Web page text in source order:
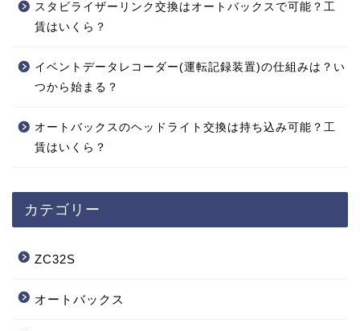
スタビライザーリンク交換はオートバックスで可能？工
賃はいくら？
イベントデータレコーダー(運転記録装置)の仕組みは？い
つから始まる？
オートバックスのヘッドライト交換は持ち込み可能？工
賃はいくら？
カテゴリー
ZC32S
オートバックス